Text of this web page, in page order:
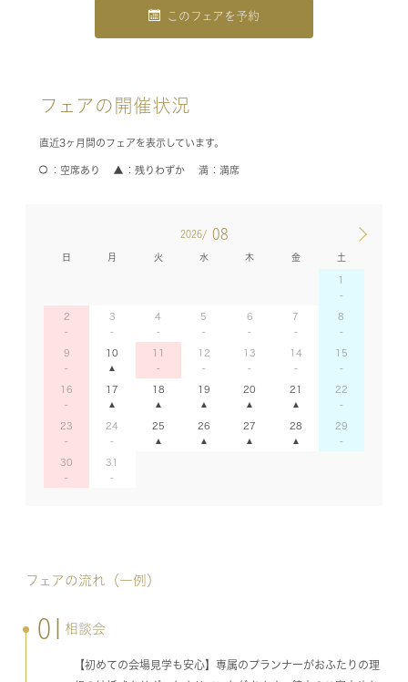
このフェアを予約
フェアの開催状況
直近3ヶ月間のフェアを表示しています。
空席あり 残りわずか 満席
2026/ 08
日 月 火 水 木 金 土
1
2 3 4 5 6 7 8
9 10 11 12 13 14 15
16 17 18 19 20 21 22
23 24 25 26 27 28 29
30 31
フェアの流れ（一例）
01 相談会
【初めての会場見学も安心】専属のプランナーがおふたりの理